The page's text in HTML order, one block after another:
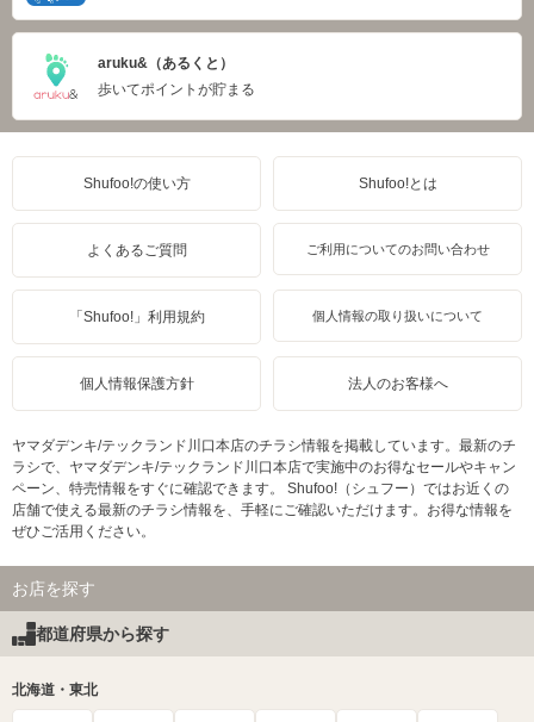
aruku&（あるくと）
歩いてポイントが貯まる
Shufoo!の使い方 Shufoo!とは
よくあるご質問 ご利用についてのお問い合わせ
「Shufoo!」利用規約 個人情報の取り扱いについて
個人情報保護方針 法人のお客様へ
ヤマダデンキ/テックランド川口本店のチラシ情報を掲載しています。最新のチ
ラシで、ヤマダデンキ/テックランド川口本店で実施中のお得なセールやキャン
ペーン、特売情報をすぐに確認できます。 Shufoo!（シュフー）ではお近くの
店舗で使える最新のチラシ情報を、手軽にご確認いただけます。お得な情報を
ぜひご活用ください。
お店を探す
都道府県から探す
北海道・東北